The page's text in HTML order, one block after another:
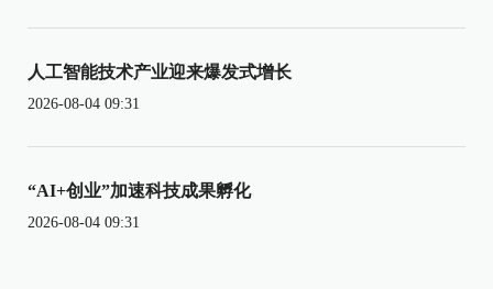
人工智能技术产业迎来爆发式增长
2026-08-04 09:31
“AI+创业”加速科技成果孵化
2026-08-04 09:31